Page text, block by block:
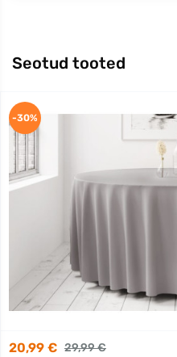
Seotud tooted
20,99 € 29,99 €
-30%